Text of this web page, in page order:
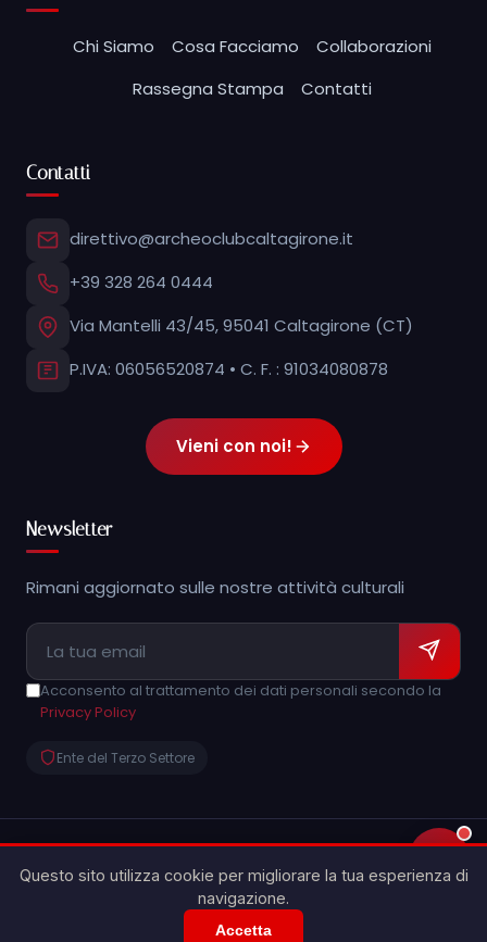
Chi Siamo Cosa Facciamo
Collaborazioni
Rassegna Stampa
Contatti
Contatti
direttivo@archeoclubcaltagirone.it
+39 328 264 0444
Via Mantelli 43/45, 95041 Caltagirone (CT)
P.IVA: 06056520874 • C. F. : 91034080878
Vieni con noi!
Newsletter
Rimani aggiornato sulle nostre attività culturali
Acconsento al trattamento dei dati personali secondo la
Privacy Policy
Ente del Terzo Settore
People'. Tutti i diritti riservati.
made with
Privacy Policy
Questo sito utilizza cookie per migliorare la tua esperienza di
navigazione.
Accetta